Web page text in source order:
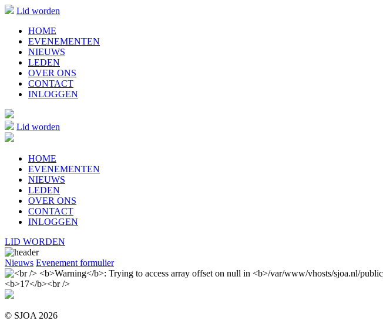
Lid worden
HOME
EVENEMENTEN
NIEUWS
LEDEN
OVER ONS
CONTACT
INLOGGEN
Lid worden
HOME
EVENEMENTEN
NIEUWS
LEDEN
OVER ONS
CONTACT
INLOGGEN
LID WORDEN
Nieuws Evenement formulier
© SJOA 2026